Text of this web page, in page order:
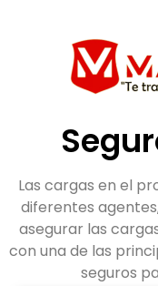
Las cargas en el
diferentes
asegurar las
con una de las
seguros